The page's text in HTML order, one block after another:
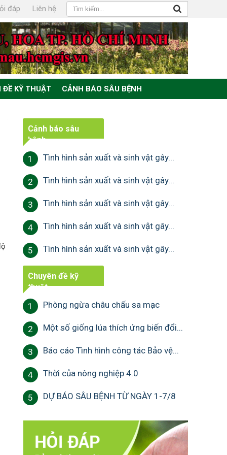
đáp Liên hệ
ĐỀ KỸ THUẬT CẢNH BÁO SÂU BỆNH
Cảnh báo sâu
bệnh
1 Tình hình sản xuất và sinh vật gây...
2 Tình hình sản xuất và sinh vật gây...
3 Tình hình sản xuất và sinh vật gây...
4 Tình hình sản xuất và sinh vật gây...
5 Tình hình sản xuất và sinh vật gây...
Chuyên đề kỹ
thuật
1 Phòng ngừa châu chấu sa mạc
2 Một số giống lúa thích ứng biến đổi...
3 Báo cáo Tình hình công tác Bảo vệ...
4 Thời của nông nghiệp 4.0
5 DỰ BÁO SÂU BỆNH TỪ NGÀY 1-7/8